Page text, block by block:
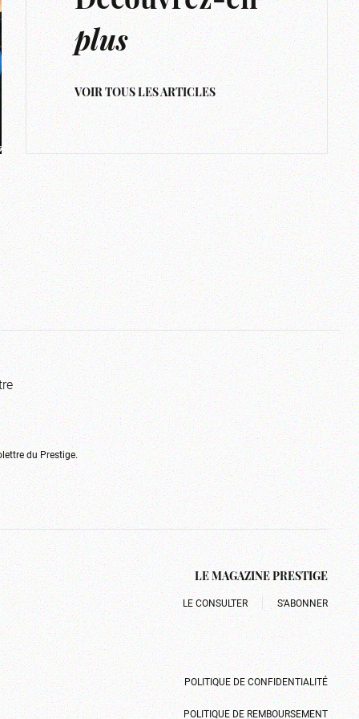
plus
VOIR TOUS LES ARTICLES
du Prestige.
LE MAGAZINE PRESTIGE
LE CONSULTER S’ABONNER
POLITIQUE DE CONFIDENTIALITÉ
POLITIQUE DE REMBOURSEMENT